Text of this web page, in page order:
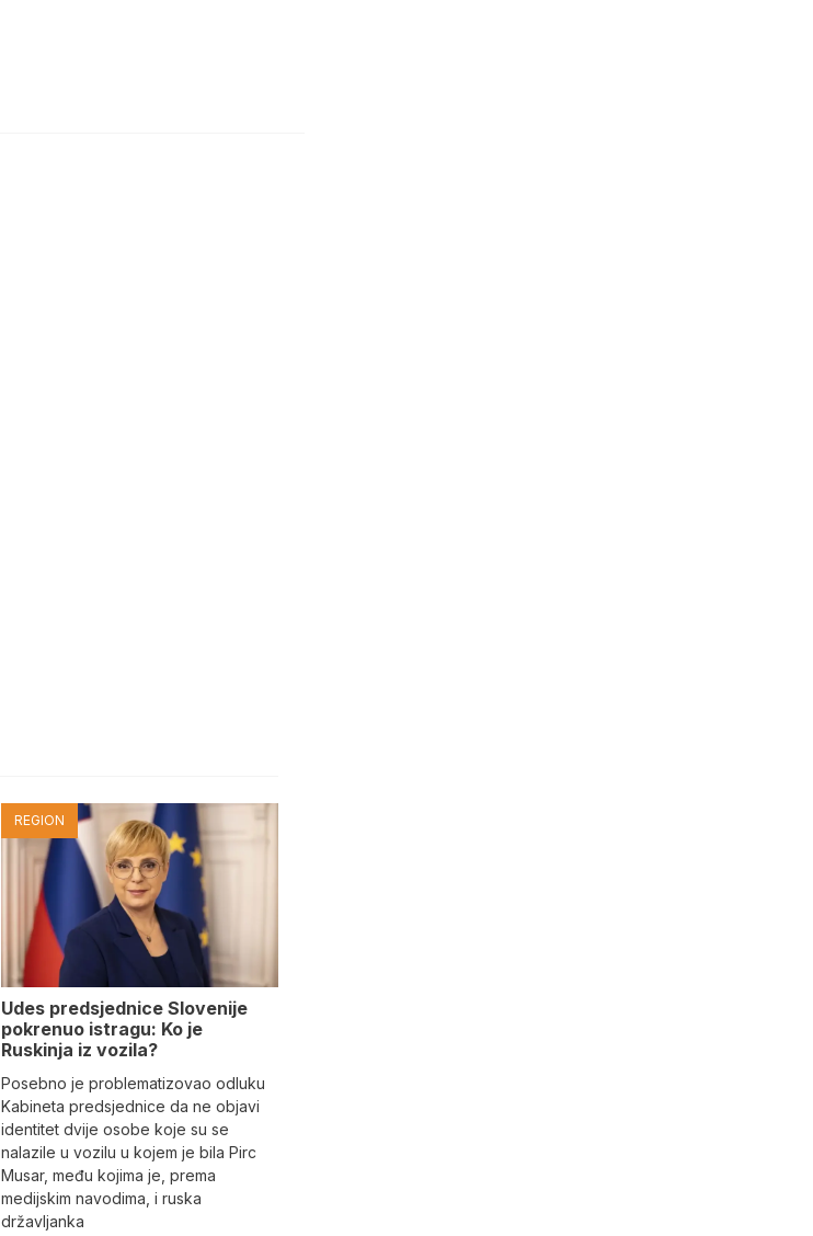
REGION
Udes predsjednice Slovenije
pokrenuo istragu: Ko je
Ruskinja iz vozila?
Posebno je problematizovao odluku
Kabineta predsjednice da ne objavi
identitet dvije osobe koje su se
nalazile u vozilu u kojem je bila Pirc
Musar, među kojima je, prema
medijskim navodima, i ruska
državljanka